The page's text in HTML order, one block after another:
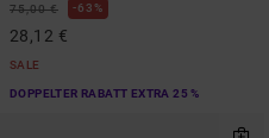
75,00 € 63%
28,12 €
SALE
DOPPELTER RABATT EXTRA 25 %